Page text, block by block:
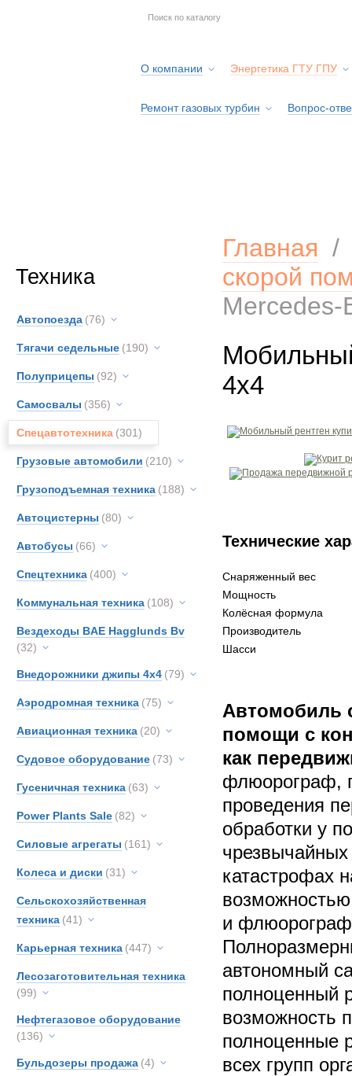
О компании Энергетика ГТУ ГПУ
Ремонт газовых турбин Вопрос-
Техника
Автопоезда (76)
Тягачи седельные (190)
Полуприцепы (92)
Самосвалы (356)
Спецавтотехника (301)
Грузовые автомобили (210)
Грузоподъемная техника (188)
Автоцистерны (80)
Автобусы (66)
Спецтехника (400)
Коммунальная техника (108)
Вездеходы BAE Hagglunds Bv
(32)
Внедорожники джипы 4х4 (79)
Аэродромная техника (75)
Авиационная техника (20)
Судовое оборудование (73)
Гусеничная техника (63)
Power Plants Sale (82)
Силовые агрегаты (161)
Колеса и диски (31)
Сельскохозяйственная
техника (41)
Карьерная техника (447)
Лесозаготовительная техника
(99)
Нефтегазовое оборудование
(136)
Бульдозеры продажа (4)
Главная
скорой
Mercedes-
4x4
Технические
Снаряженный вес
Мощность
Колёсная формула
Производитель
Шасси
Автомобиль
помощи с
как
флюорограф,
проведения
обработки у
чрезвычайных
катастрофах
возможностью
и
автономный
полноценный
возможность
полноценные
всех групп